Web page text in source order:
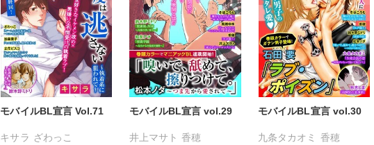
モバイルBL宣言 Vol.71
キサラ ざわっこ
モバイルBL宣言 vol.29
井上マサト 香穂
モバイルBL宣言 vol.30
九条タカオミ
香穂